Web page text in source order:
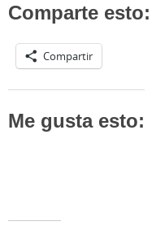
Comparte esto:
Compartir
Me gusta esto: